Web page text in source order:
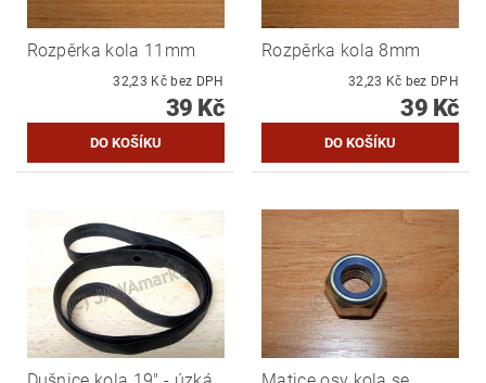
Rozpěrka kola 11mm
32,23 Kč bez DPH
39 Kč
Rozpěrka kola 8mm
32,23 Kč bez DPH
39 Kč